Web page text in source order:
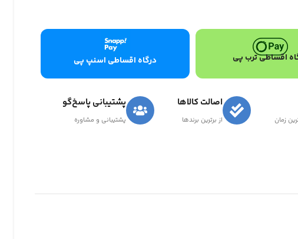
اقساطی ترب پی درگاه اقساطی اسنپ پی
زمان
اصالت کالاها
از برترین برندها
پشتیبانی پاسخ‌گو
پشتیبانی و مشاوره